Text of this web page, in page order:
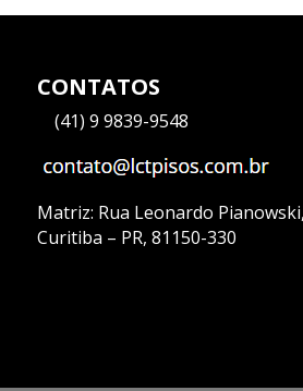
CONTATOS
(41) 9 9839-9548
Matriz: Rua Leonardo
Curitiba – PR, 81150-330